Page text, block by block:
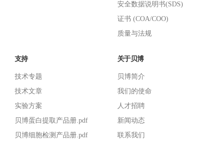
安全数据说明书(SDS)
证书 (COA/COO)
质量与法规
支持
技术专题
技术文章
实验方案
贝博蛋白提取产品册.pdf
贝博细胞检测产品册.pdf
关于贝博
贝博简介
我们的使命
人才招聘
新闻动态
联系我们